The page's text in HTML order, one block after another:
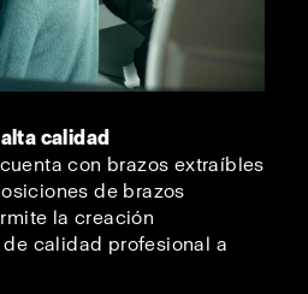
calidad
con brazos extraíbles
de brazos
la creación
calidad profesional a